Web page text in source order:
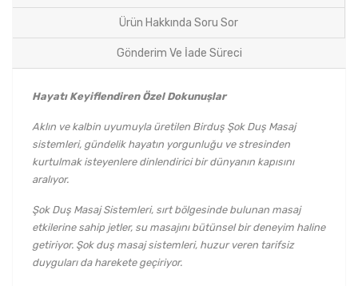
Ürün Hakkında Soru Sor
Gönderim Ve İade Süreci
Hayatı Keyiflendiren Özel Dokunuşlar
Aklın ve kalbin uyumuyla üretilen Birduş Şok Duş Masaj
sistemleri, gündelik hayatın yorgunluğu ve stresinden
kurtulmak isteyenlere dinlendirici bir dünyanın kapısını
aralıyor.
Şok Duş Masaj Sistemleri, sırt bölgesinde bulunan masaj
etkilerine sahip jetler, su masajını bütünsel bir deneyim haline
getiriyor. Şok duş masaj sistemleri, huzur veren tarifsiz
duyguları da harekete geçiriyor.